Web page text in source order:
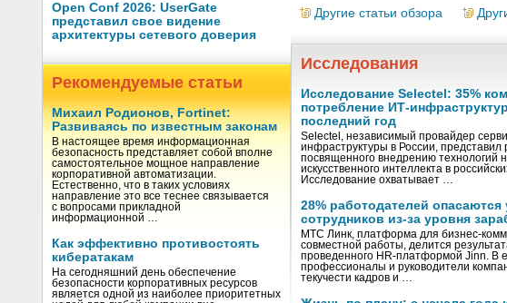
Open Conf 2026: UserGate
представил свое видение
архитектуры сетевого доверия
Рекомендуемые статьи
Михаил Родионов, Fortinet:
Развиваясь по известным законам
В настоящее время информационная
безопасность представляет собой вполне
самостоятельное мощное направление
корпоративной автоматизации.
Естественно, что в таких условиях
направление это все теснее связывается
с вопросами прикладной
информационной …
Как эффективно противостоять
кибератакам
На сегодняшний день обеспечение
безопасности корпоративных ресурсов
является одной из наиболее приоритетных
Другие статьи обзора
Исследования
Исследование Selectel: 35%
потребление ИТ-
последний год
Selectel, независимый провайдер
инфраструктуры в России, представил
посвященного внедрению технологий
искусственного интеллекта в
Исследование охватывает …
28% работодателей опасаются
сотрудников из-за уровня
МТС Линк, платформа для бизнес-
совместной работы, делится
проведенного HR-платформой Jinn. В
профессионалы и руководители
текучести кадров и …